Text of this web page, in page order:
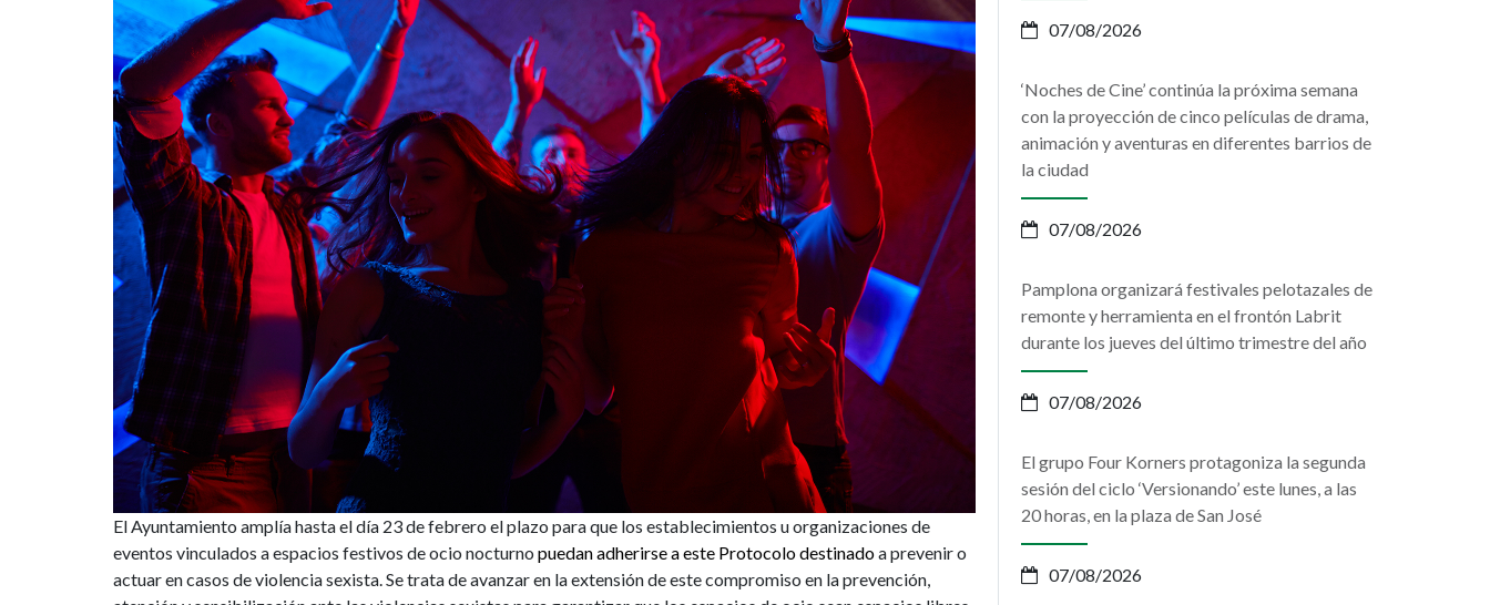
a
sumarse
al
Protocolo
de
prevención
y
actuación
ante
la
violencia
sexista
El Ayuntamiento amplía hasta el día 23 de febrero el plazo para que los establecimientos u organizaciones de
eventos vinculados a espacios festivos de ocio nocturno puedan adherirse a este Protocolo destinadoa prevenir o
actuar en casos de violencia sexista. Se trata de avanzar en la extensión de este compromiso en la prevención,
07/08/2026
‘Noches de Cine’ continúa la próxima semana
con la proyección de cinco películas de drama,
animación y aventuras en diferentes barrios de
la ciudad
07/08/2026
Pamplona organizará festivales pelotazales de
remonte y herramienta en el frontón Labrit
durante los jueves del último trimestre del año
07/08/2026
El grupo Four Korners protagoniza la segunda
sesión del ciclo ‘Versionando’ este lunes, a las
20 horas, en la plaza de San José
07/08/2026